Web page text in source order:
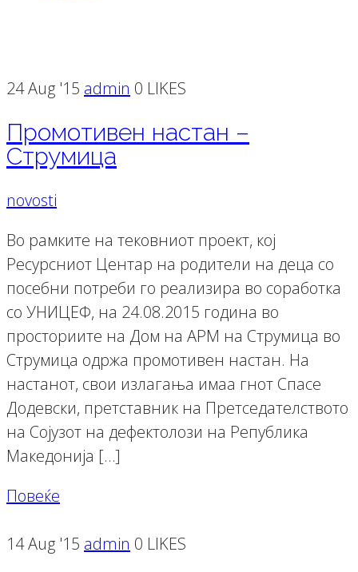
24 Aug '15 admin 0 LIKES
Промотивен настан –
Струмица
novosti
Во рамките на тековниот проект, кој
Ресурсниот Центар на родители на деца со
посебни потреби го реализира во соработка
со УНИЦЕФ, на 24.08.2015 година во
просториите на Дом на АРМ на Струмица во
Струмица одржа промотивен настан. На
настанот, свои излагања имаа гнот Спасе
Додевски, претставник на Претседателството
на Сојузот на дефектолози на Република
Македонија […]
Повеќе
14 Aug '15 admin 0 LIKES